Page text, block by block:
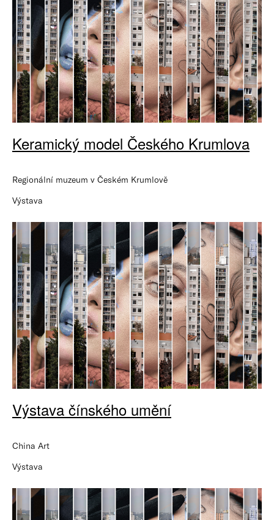
Keramický model Českého Krumlova
Regionální muzeum v Českém Krumlově
Výstava
Výstava čínského umění
China Art
Výstava